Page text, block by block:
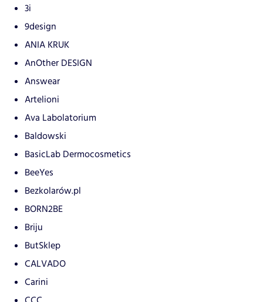
3i
9design
ANIA KRUK
AnOther DESIGN
Answear
Artelioni
Ava Labolatorium
Baldowski
BasicLab Dermocosmetics
BeeYes
Bezkolarów.pl
BORN2BE
Briju
ButSklep
CALVADO
Carini